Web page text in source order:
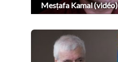
Mesṭafa Kamal (vidéo)